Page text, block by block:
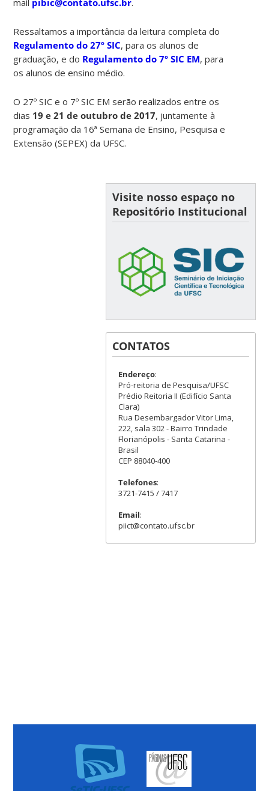
Ressaltamos a importância da leitura completa do
Regulamento do 27º SIC, para os alunos de
graduação, e do Regulamento do 7º SIC EM, para
os alunos de ensino médio.
O 27º SIC e o 7º SIC EM serão realizados entre os
dias 19 e 21 de outubro de 2017, juntamente à
programação da 16ª Semana de Ensino, Pesquisa e
Extensão (SEPEX) da UFSC.
Visite nosso espaço no
Repositório Institucional
CONTATOS
Endereço:
Pró-reitoria de Pesquisa/UFSC
Prédio Reitoria II (Edifício Santa
Clara)
Rua Desembargador Vitor Lima,
222, sala 302 - Bairro Trindade
Florianópolis - Santa Catarina -
Brasil
CEP 88040-400
Telefones:
3721-7415 / 7417
Email:
piict@contato.ufsc.br